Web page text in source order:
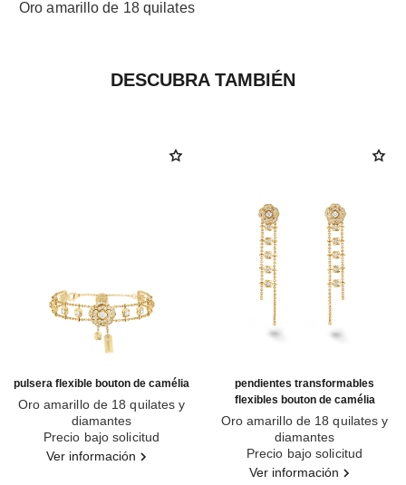
Oro amarillo de 18 quilates
DESCUBRA TAMBIÉN
pulsera flexible bouton de camélia
Oro amarillo de 18 quilates y
diamantes
Ref. J13436
Precio bajo solicitud
Ver información
pendientes transformables
flexibles bouton de camélia
Oro amarillo de 18 quilates y
diamantes
Ref. J12838
Precio bajo solicitud
Ver información